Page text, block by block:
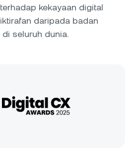
kekayaan digital
daripada badan
seluruh dunia.